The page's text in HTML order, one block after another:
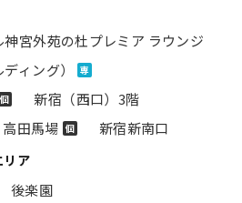
宮外苑の​杜プレミア ラウンジ
ィング）
専
個
新宿（西口）3階
高田馬場 個 新宿新南口
ア
後楽園